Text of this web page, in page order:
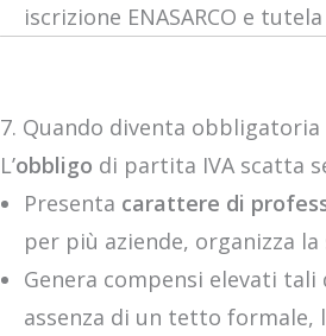
iscrizione ENASARCO e
7. Quando diventa
L’obbligo di partita IVA scatta
Presenta carattere di
per più aziende, organizza
Genera compensi elevati
assenza di un tetto formale,